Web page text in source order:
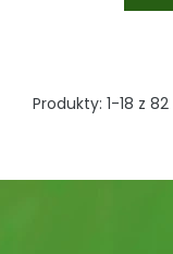
Produkty: 1-18 z 82